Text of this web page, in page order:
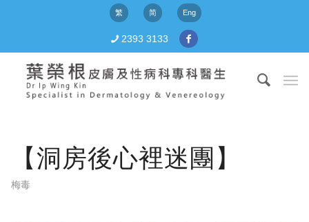
繁 简 Eng
2393 3133
【洞房後心裡迷團】
梅毒